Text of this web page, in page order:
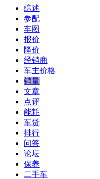
综述
参配
车图
报价
降价
经销商
车主价格
销量
文章
点评
能耗
车贷
排行
问答
论坛
保养
二手车